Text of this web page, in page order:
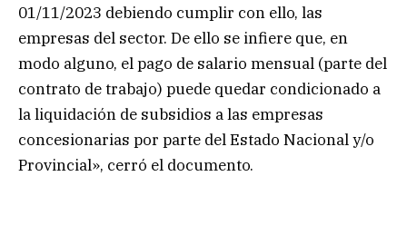
01/11/2023 debiendo cumplir con ello, las
empresas del sector. De ello se infiere que, en
modo alguno, el pago de salario mensual (parte del
contrato de trabajo) puede quedar condicionado a
la liquidación de subsidios a las empresas
concesionarias por parte del Estado Nacional y/o
Provincial», cerró el documento.